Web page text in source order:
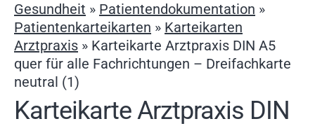
Gesundheit » Patientendokumentation »
Patientenkarteikarten » Karteikarten
Arztpraxis » Karteikarte Arztpraxis DIN A5
quer für alle Fachrichtungen – Dreifachkarte
neutral (1)
Karteikarte Arztpraxis DIN